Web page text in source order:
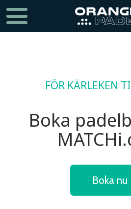
FÖR KÄRLEKEN
Boka
Boka nu